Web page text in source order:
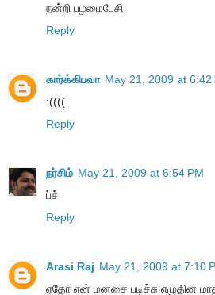
நன்றி பழமைபேசி
Reply
கார்க்கிபவா May 21, 2009 at 6:42
:((((
Reply
நர்சிம் May 21, 2009 at 6:54 PM
ப்ச்
Reply
Arasi Raj May 21, 2009 at 7:10
ஏதோ என் மனசை படிச்சு எழுதின